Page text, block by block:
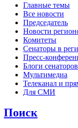
Главные темы
Все новости
Председатель
Новости
Комитеты
Сенаторы в
Пресс-
Блоги сенаторов
Мультимедиа
Телеканал и
Для СМИ
Поиск